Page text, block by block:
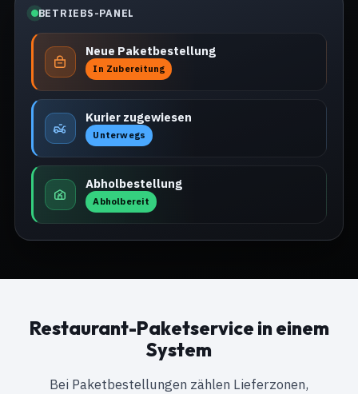
BETRIEBS-PANEL
Neue Paketbestellung
In Zubereitung
Kurier zugewiesen
Unterwegs
Abholbestellung
Abholbereit
Restaurant-Paketservice in einem
System
Bei Paketbestellungen zählen Lieferzonen,